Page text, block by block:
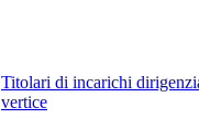
Titolari di incarichi
vertice